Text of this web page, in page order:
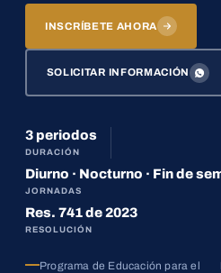
INSCRÍBETE AHORA
SOLICITAR INFORMACIÓN
3 periodos
DURACIÓN
Diurno · Nocturno · Fin de
JORNADAS
Res. 741 de 2023
RESOLUCIÓN
Programa de Educación para el